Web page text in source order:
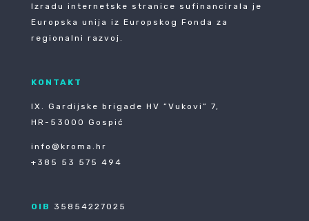
Izradu internetske stranice sufinancirala je
Europska unija iz Europskog Fonda za
regionalni razvoj.
KONTAKT
IX. Gardijske brigade HV ”Vukovi” 7,
HR-53000 Gospić
info@kroma.hr
+385 53 575 494
OIB 35854227025